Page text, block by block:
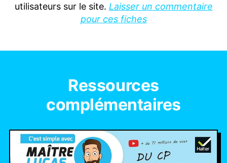
utilisateurs sur le site. Laisser un commentaire
pour ces fiches
Ressources
complémentaires